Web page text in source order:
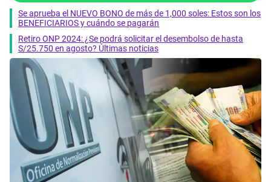
Se aprueba el NUEVO BONO de más de 1,000 soles: Estos son los
BENEFICIARIOS y cuándo se pagarán
Retiro ONP 2024: ¿Se podrá solicitar el desembolso de hasta
S/25.750 en agosto? Últimas noticias